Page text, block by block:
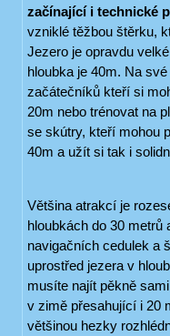
začínající i technické
vzniklé těžbou štěrku,
Jezero je opravdu
hloubka je 40m. Na
začátečníků kteří si
20m nebo trénovat na
se skútry, kteří mohou
40m a užít si tak i
Většina atrakcí je
hloubkách do 30
navigačních cedulek a
uprostřed jezera v
musíte najít pěkně
v zimě přesahující i 20
většinou hezky